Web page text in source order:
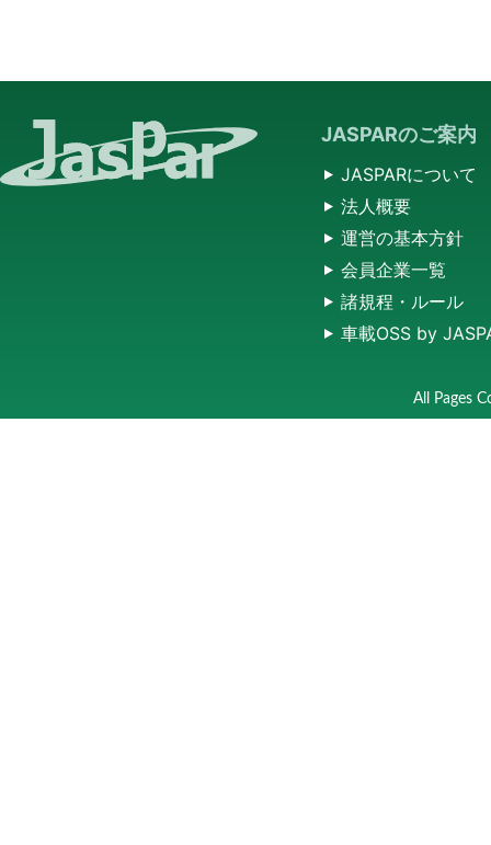
JASPARのご案内
JASPARについて
法人概要
運営の基本方針
会員企業一覧
諸規程・ルール
車載OSS by
All Pages